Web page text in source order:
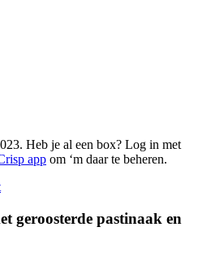
Heb je al een box? Log in met
app om ‘m daar te beheren.
geroosterde pastinaak en